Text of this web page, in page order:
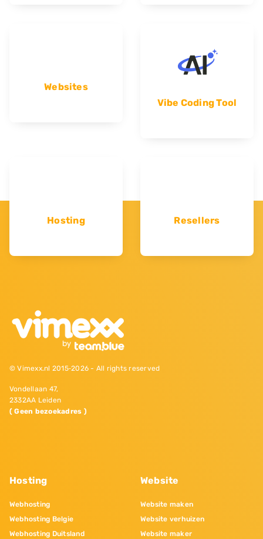
Websites
Vibe Coding Tool
Hosting Resellers
© Vimexx.nl 2015‐2026 - All rights reserved
Vondellaan 47,
2332AA Leiden
( Geen bezoekadres )
Hosting
Webhosting
Webhosting Belgie
Webhosting Duitsland
Website
Website maken
Website verhuizen
Website maker